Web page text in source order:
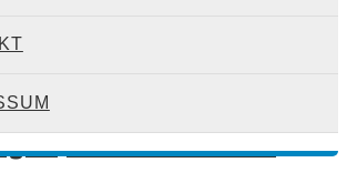
und
(Green Power Units)